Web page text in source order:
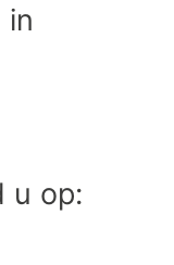
in
u op: